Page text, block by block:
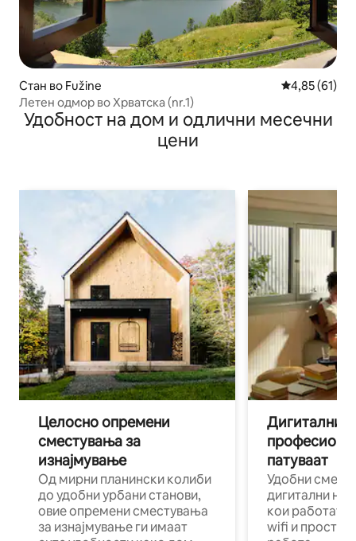
Стан во Fužine Просечна
4,85 (61)
Летен одмор во Хрватска (nr.1)
Удобност на дом и одлични месечни
цени
Целосно опремени
сместувања за
изнајмување
Од мирни планински колиби
до удобни урбани станови,
овие опремени сместувања
за изнајмување ги имаат
Дигитални
патуваат
Удобни
дигитални
кои работат
wifi и